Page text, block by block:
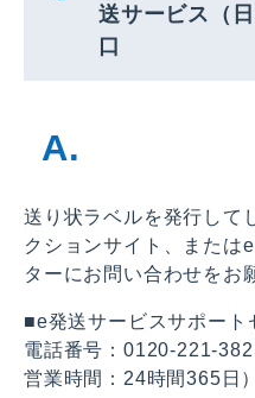
送サービス（
口
送り状ラベルを発行して
クションサイト、または
ターにお問い合わせをお
■e発送サービスサポート
電話番号：0120-221-382
営業時間：24時間365日）